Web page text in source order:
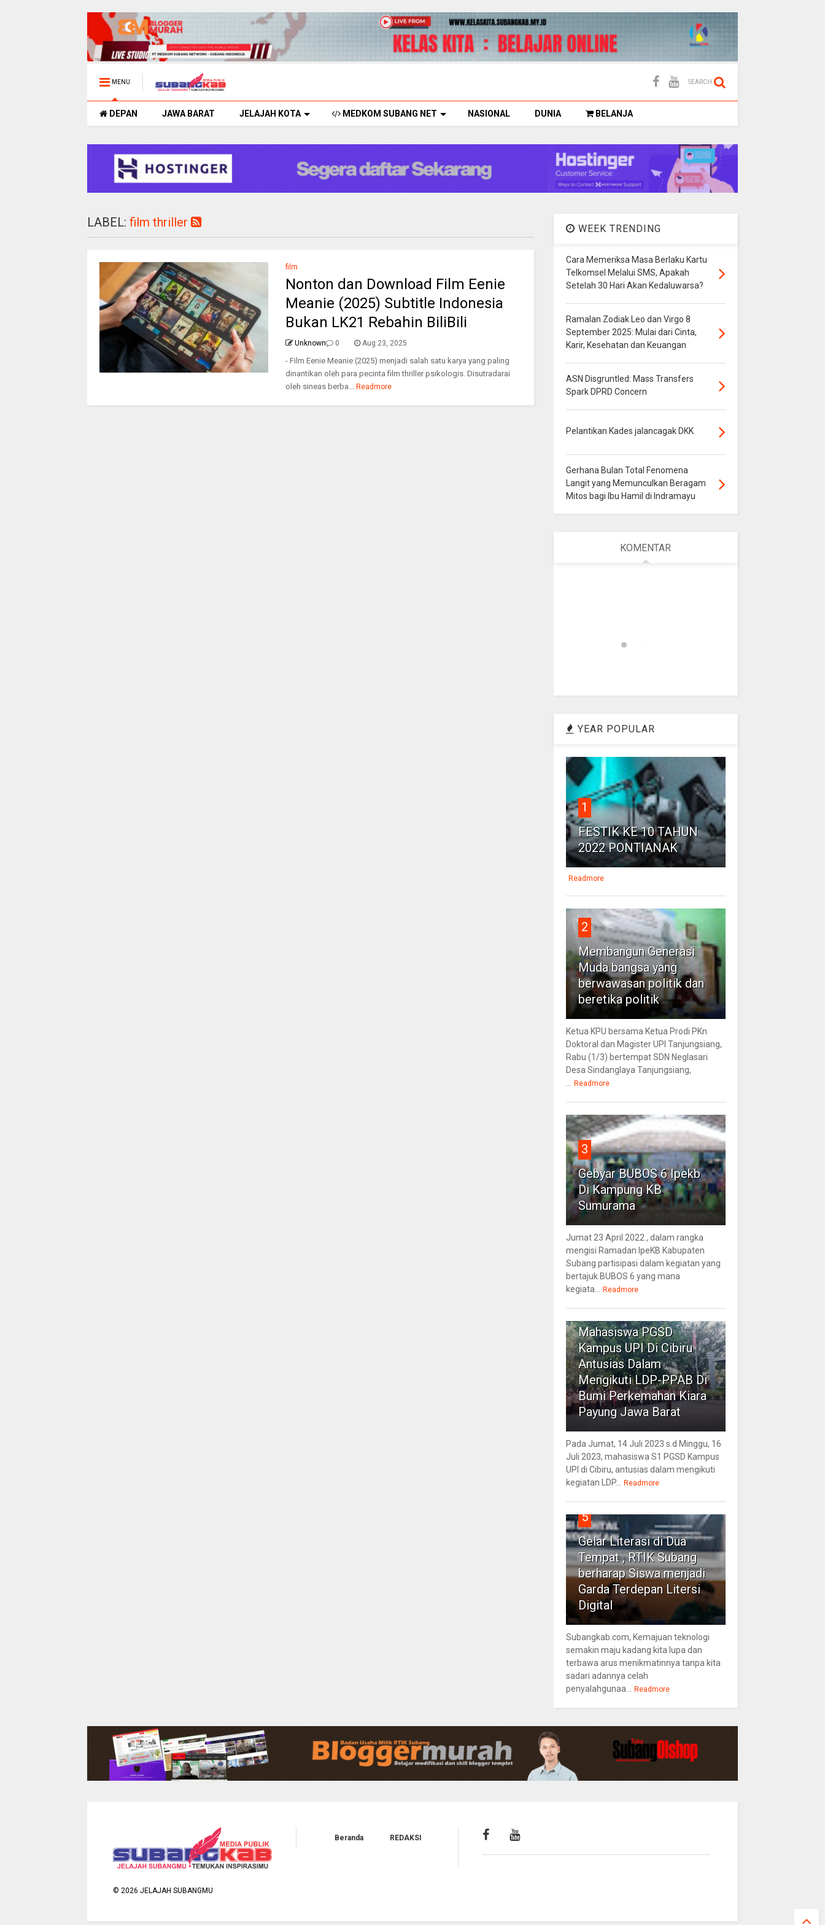
MENU SEARCH
DEPAN JAWA BARAT JELAJAH KOTA MEDKOM SUBANG NET NASIONAL DUNIA BELANJA
LABEL: film thriller
film
Nonton dan Download Film Eenie
Meanie (2025) Subtitle Indonesia
Bukan LK21 Rebahin BiliBili
Unknown 0 Aug 23, 2025
- Film Eenie Meanie (2025) menjadi salah satu karya yang paling
dinantikan oleh para pecinta film thriller psikologis. Disutradarai
oleh sineas berba... Readmore
WEEK TRENDING
Cara Memeriksa Masa Berlaku Kartu
Telkomsel Melalui SMS, Apakah
Setelah 30 Hari Akan Kedaluwarsa?
Ramalan Zodiak Leo dan Virgo 8
September 2025: Mulai dari Cinta,
Karir, Kesehatan dan Keuangan
ASN Disgruntled: Mass Transfers
Spark DPRD Concern
Pelantikan Kades jalancagak DKK
Gerhana Bulan Total Fenomena
Langit yang Memunculkan Beragam
Mitos bagi Ibu Hamil di Indramayu
KOMENTAR
YEAR POPULAR
1
FESTIK KE 10 TAHUN
2022 PONTIANAK
Readmore
2
Membangun Generasi
Muda bangsa yang
berwawasan politik dan
beretika politik
Ketua KPU bersama Ketua Prodi PKn
Doktoral dan Magister UPI Tanjungsiang,
Rabu (1/3) bertempat SDN Neglasari
Desa Sindanglaya Tanjungsiang,
... Readmore
3
Gebyar BUBOS 6 Ipekb
Di Kampung KB
Sumurama
Jumat 23 April 2022 , dalam rangka
mengisi Ramadan IpeKB Kabupaten
Subang partisipasi dalam kegiatan yang
bertajuk BUBOS 6 yang mana
kegiata... Readmore
4
Mahasiswa PGSD
Kampus UPI Di Cibiru
Antusias Dalam
Mengikuti LDP-PPAB Di
Bumi Perkemahan Kiara
Payung Jawa Barat
Pada Jumat, 14 Juli 2023 s.d Minggu, 16
Juli 2023, mahasiswa S1 PGSD Kampus
UPI di Cibiru, antusias dalam mengikuti
kegiatan LDP... Readmore
5
Gelar Literasi di Dua
Tempat , RTIK Subang
berharap Siswa menjadi
Garda Terdepan Litersi
Digital
Subangkab.com, Kemajuan teknologi
semakin maju kadang kita lupa dan
terbawa arus menikmatinnya tanpa kita
sadari adannya celah
penyalahgunaa... Readmore
©2026 JELAJAH SUBANGMU
Beranda REDAKSI